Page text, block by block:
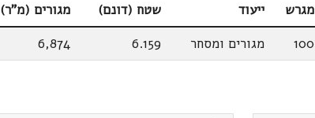
מגרש ייעוד שטח (דונם) מגורים (מ"ר)
100
מגורים ומסחר 6.159
6,874